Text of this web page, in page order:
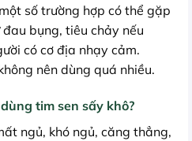
số trường hợp có thể gặp
bụng, tiêu chảy nếu
có cơ địa nhạy cảm.
nên dùng quá nhiều.
tim sen sấy khô?
ngủ, khó ngủ, căng thẳng,